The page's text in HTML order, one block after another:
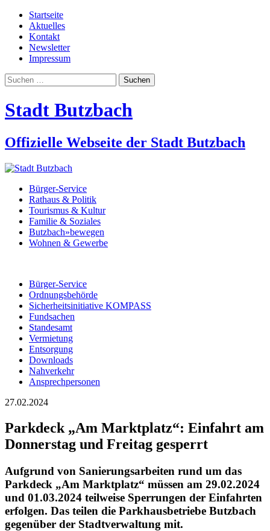
Startseite
Aktuelles
Kontakt
Newsletter
Impressum
Suchen
nach:
Stadt Butzbach
Offizielle Webseite der Stadt Butzbach
Bürger-Service
Rathaus & Politik
Tourismus & Kultur
Familie & Soziales
Butzbach»bewegen
Wohnen & Gewerbe
Bürger-Service
Ordnungsbehörde
Sicherheitsinitiative KOMPASS
Fundsachen
Standesamt
Vermietung
Entsorgung
Downloads
Nahverkehr
Ansprechpersonen
27.02.2024
Parkdeck „Am Marktplatz“: Einfahrt am
Donnerstag und Freitag gesperrt
Aufgrund von Sanierungsarbeiten rund um das
Parkdeck „Am Marktplatz“ müssen am 29.02.2024
und 01.03.2024 teilweise Sperrungen der Einfahrten
erfolgen. Das teilen die Parkhausbetriebe Butzbach
gegenüber der Stadtverwaltung mit.